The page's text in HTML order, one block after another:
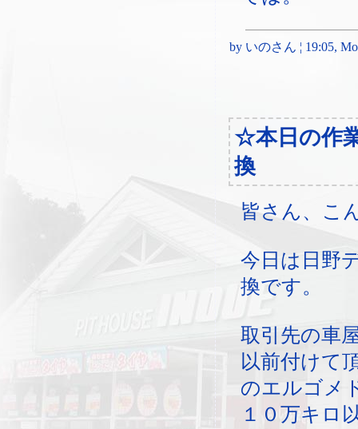
by いのさん ¦ 19:05,
☆本日の作
換
皆さん、こ
今日は日野
換です。
取引先の車
以前付けて
のエルゴメ
１０万キロ